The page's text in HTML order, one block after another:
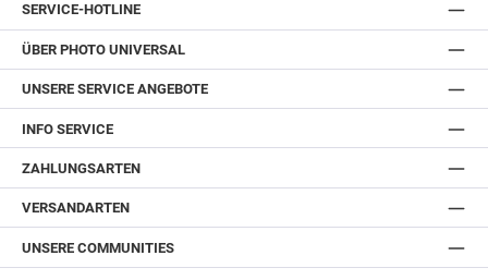
SERVICE-HOTLINE
ÜBER PHOTO UNIVERSAL
UNSERE SERVICE ANGEBOTE
INFO SERVICE
ZAHLUNGSARTEN
VERSANDARTEN
UNSERE COMMUNITIES